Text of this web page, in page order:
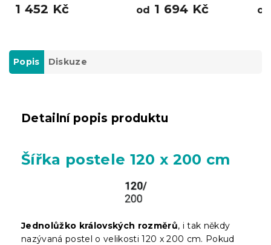
1 452 Kč od 1 694 Kč od
Popis Diskuze
Detailní popis produktu
Šířka postele 120 x 200 cm
Jednolůžko královských rozměrů, i tak někdy
nazývaná postel o velikosti 120 x 200 cm. Pokud